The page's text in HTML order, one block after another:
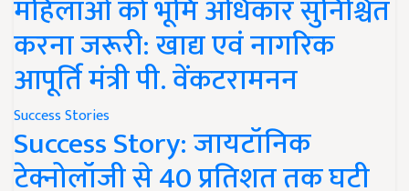
महिलाओं को भूमि अधिकार सुनिश्चित
करना जरूरी: खाद्य एवं नागरिक
आपूर्ति मंत्री पी. वेंकटरामनन
Success Stories
Success Story: जायटॉनिक
टेक्नोलॉजी से 40 प्रतिशत तक घटी